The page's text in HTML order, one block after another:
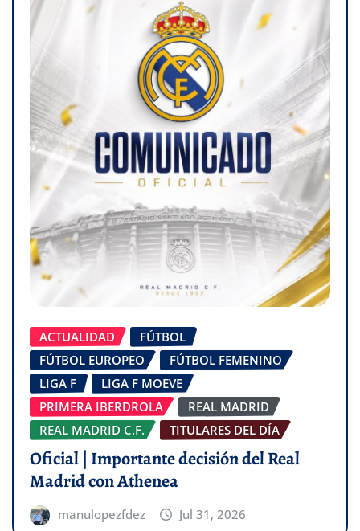
ACTUALIDAD
FÚTBOL
FÚTBOL EUROPEO
FÚTBOL FEMENINO
LIGA F
LIGA F MOEVE
PRIMERA IBERDROLA
REAL MADRID
REAL MADRID C.F.
TITULARES DEL DÍA
Oficial | Importante decisión del Real
Madrid con Athenea
manulopezfdez Jul 31, 2026